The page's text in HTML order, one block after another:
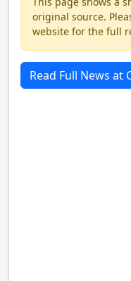
original source.
website for the full
Read Full News at